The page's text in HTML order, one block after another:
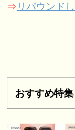
⇒ リバウンド
おすすめ特集